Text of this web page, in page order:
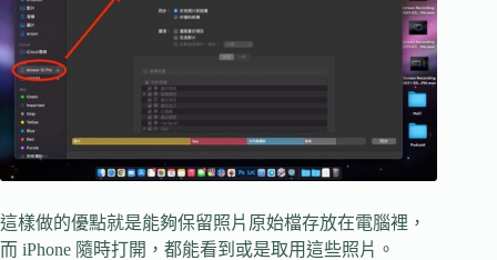
這樣做的優點就是能夠保留照片原始檔存放在電腦裡，
而 iPhone 隨時打開，都能看到或是取用這些照片。